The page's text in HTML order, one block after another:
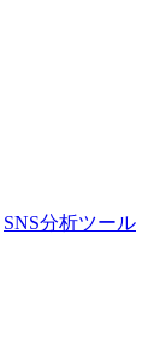
SNS分析ツール